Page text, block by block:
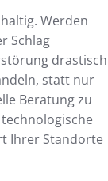
Werden
Schlag
drastisch
statt nur
Beratung zu
technologische
Ihrer Standorte